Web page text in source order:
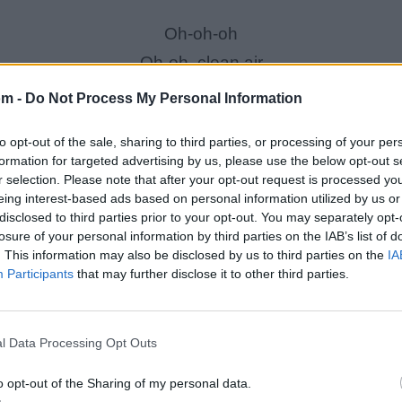
- Do Not Process My Personal Information
opt-out of the sale, sharing to third parties, or processing of your
for targeted advertising by us, please use the below opt-out
selection. Please note that after your opt-out request is processed
interest-based ads based on personal information utilized by us
to third parties prior to your opt-out. You may separately
of your personal information by third parties on the IAB’s list of
This information may also be disclosed by us to third parties on the
Participants that may further disclose it to other third parties.
Data Processing Opt Outs
opt-out of the Sharing of my personal data.
Oh-oh-oh
Oh-oh, clean air
Oh, I'm breathing clean, clean air
una historia de liberación y renacimiento. La
el cambio en su entorno la ayude a superar el frío
al día, se da cuenta de que lo que realmente
negatividad y sufrimiento, pero finalmente toma la
médico que revela que no hay nada físicamente
las heridas emocionales. Las palabras hirientes y
en ella.